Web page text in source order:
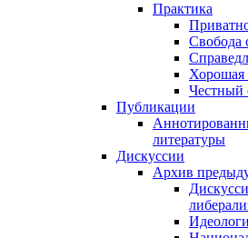
Практика
Свобода
Хорошая
Честный
Публикации
литературы
Дискуссии
Архив